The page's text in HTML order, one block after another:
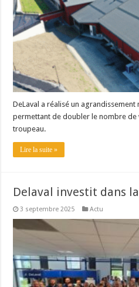
DeLaval a réalisé un agrandissement
permettant de doubler le nombre de
troupeau.
Lire la suite »
Delaval investit dans
3 septembre 2025 Actu